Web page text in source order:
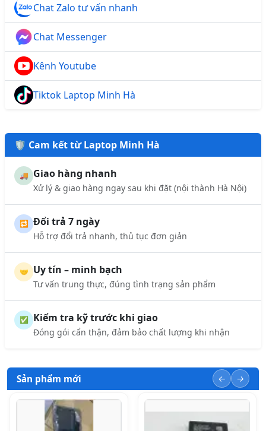
Chat Zalo tư vấn nhanh
Chat Messenger
Kênh Youtube
Tiktok Laptop Minh Hà
🛡️ Cam kết từ Laptop Minh Hà
🚚 Giao hàng nhanh
Xử lý & giao hàng ngay sau khi đặt (nội thành Hà Nội)
🔁 Đổi trả 7 ngày
Hỗ trợ đổi trả nhanh, thủ tục đơn giản
🤝 Uy tín – minh bạch
Tư vấn trung thực, đúng tình trạng sản phẩm
✅ Kiểm tra kỹ trước khi giao
Đóng gói cẩn thận, đảm bảo chất lượng khi nhận
Sản phẩm mới